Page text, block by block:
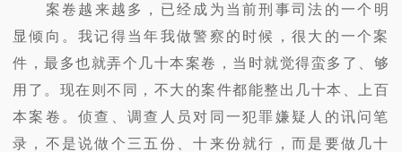
案卷越来越多，已经成为当前刑事司法的一个明
显倾向。我记得当年我做警察的时候，很大的一个案
件，最多也就弄个几十本案卷，当时就觉得蛮多了、够
用了。现在则不同，不大的案件都能整出几十本、上百
本案卷。侦查、调查人员对同一犯罪嫌疑人的讯问笔
录，不是说做个三五份、十来份就行，而是要做几十